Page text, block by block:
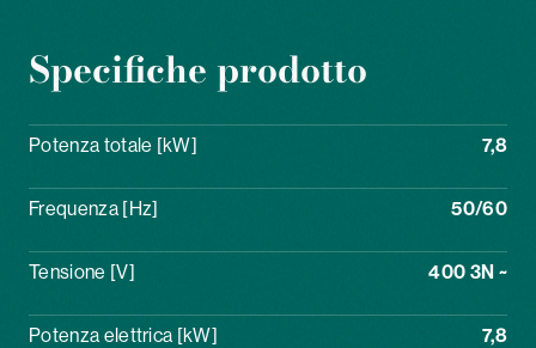
Specifiche prodotto
Potenza totale [kW] 7,8
Frequenza [Hz] 50/60
Tensione [V] 400 3N ~
Potenza elettrica [kW] 7,8